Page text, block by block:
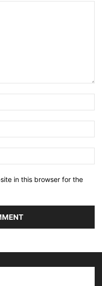
in this browser for the